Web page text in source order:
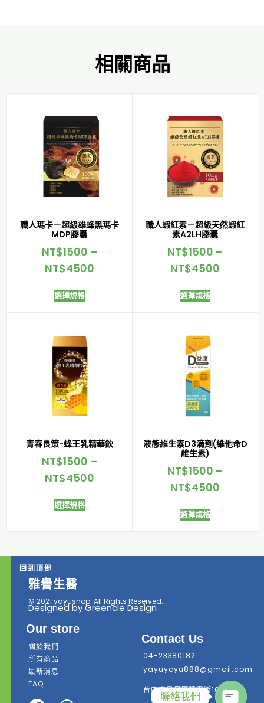
相關商品
職人瑪卡－超級雄蜂黑瑪卡
MDP膠囊
NT$1500 –
NT$4500
選擇規格
職人蝦紅素－超級天然蝦紅
素A2LH膠囊
NT$1500 –
NT$4500
選擇規格
青春良策-蜂王乳精華飲
NT$1500 –
NT$4500
選擇規格
液態維生素D3滴劑(維他命D
維生素)
NT$1500 –
NT$4500
選擇規格
回到頂部
雅譽生醫
© 2021 yayushop. All Rights Reserved.
Designed by Greencle Design
Our store
關於我們
所有商品
最新消息
FAQ
Contact Us
04-23380182
yayuyayu888@gmail.com
台中市烏日區榮泰街101號7樓
聯絡我們